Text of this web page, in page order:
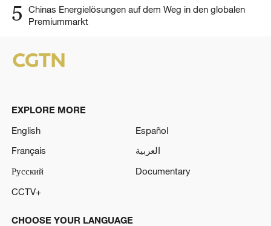
5
Chinas Energielösungen auf dem Weg in den globalen
Premiummarkt
EXPLORE MORE
English
Español
Français
العربية
Русский
Documentary
CCTV+
CHOOSE YOUR LANGUAGE